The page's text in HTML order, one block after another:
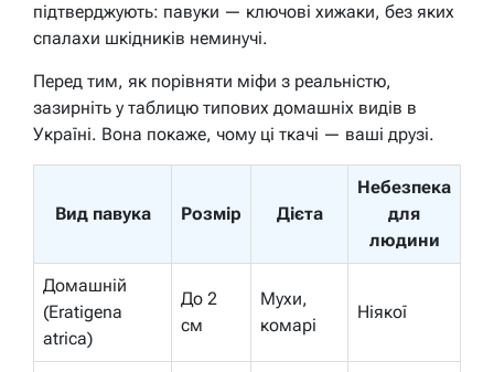
підтверджують: павуки — ключові хижаки, без яких
спалахи шкідників неминучі.
Перед тим, як порівняти міфи з реальністю,
зазирніть у таблицю типових домашніх видів в
Україні. Вона покаже, чому ці ткачі — ваші друзі.
Вид павука Розмір Дієта
Небезпека
для
людини
Домашній
(Eratigena
atrica)
До 2
см
Мухи,
комарі
Ніякої